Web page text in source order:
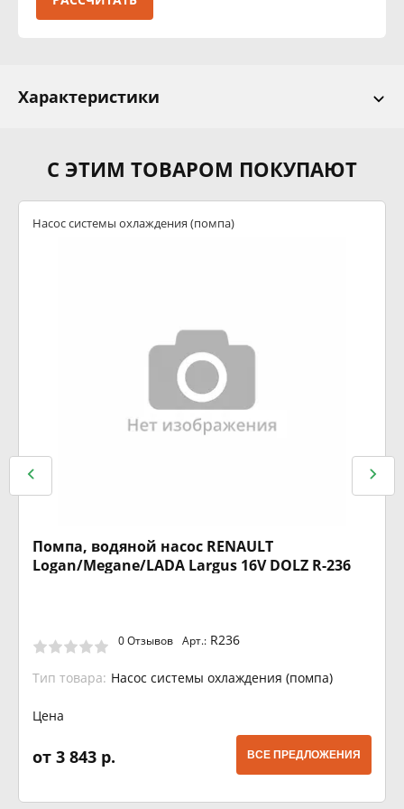
Характеристики
С ЭТИМ ТОВАРОМ ПОКУПАЮТ
Насос системы охлаждения (помпа)
Помпа, водяной насос RENAULT
Logan/Megane/LADA Largus 16V DOLZ R-236
0 Отзывов Арт.: R236
Тип товара: Насос системы охлаждения (помпа)
Цена
от 3 843 р. ВСЕ ПРЕДЛОЖЕНИЯ